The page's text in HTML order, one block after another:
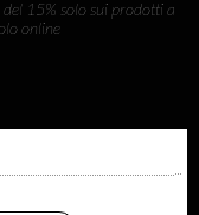
ALLA
ho letto ed accettato le condizioni sulla
15% solo sui prodotti a
online